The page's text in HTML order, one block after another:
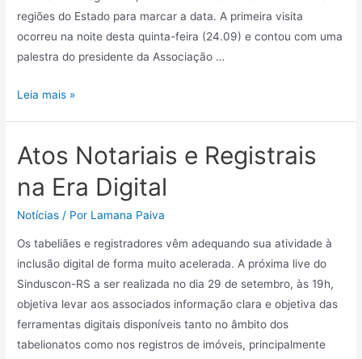
regiões do Estado para marcar a data. A primeira visita
ocorreu na noite desta quinta-feira (24.09) e contou com uma
palestra do presidente da Associação …
Leia mais »
Atos Notariais e Registrais
na Era Digital
Notícias / Por Lamana Paiva
Os tabeliães e registradores vêm adequando sua atividade à
inclusão digital de forma muito acelerada. A próxima live do
Sinduscon-RS a ser realizada no dia 29 de setembro, às 19h,
objetiva levar aos associados informação clara e objetiva das
ferramentas digitais disponíveis tanto no âmbito dos
tabelionatos como nos registros de imóveis, principalmente